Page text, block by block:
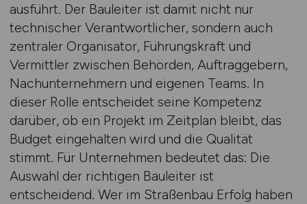
ausführt. Der Bauleiter ist damit nicht nur
technischer Verantwortlicher, sondern auch
zentraler Organisator, Führungskraft und
Vermittler zwischen Behörden, Auftraggebern,
Nachunternehmern und eigenen Teams. In
dieser Rolle entscheidet seine Kompetenz
darüber, ob ein Projekt im Zeitplan bleibt, das
Budget eingehalten wird und die Qualität
stimmt. Für Unternehmen bedeutet das: Die
Auswahl der richtigen Bauleiter ist
entscheidend. Wer im Straßenbau Erfolg haben